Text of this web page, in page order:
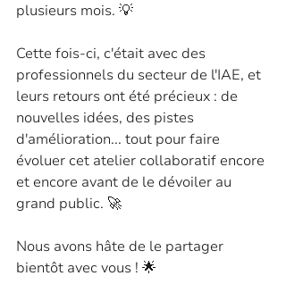
plusieurs mois. 💡
Cette fois-ci, c'était avec des
professionnels du secteur de l'IAE, et
leurs retours ont été précieux : de
nouvelles idées, des pistes
d'amélioration... tout pour faire
évoluer cet atelier collaboratif encore
et encore avant de le dévoiler au
grand public. 🚀
Nous avons hâte de le partager
bientôt avec vous ! 🌟